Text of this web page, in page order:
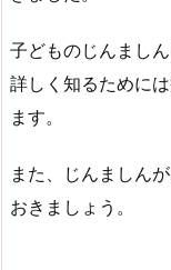
子どものじんまし
詳しく知るために
ます。
また、じんましん
おきましょう。